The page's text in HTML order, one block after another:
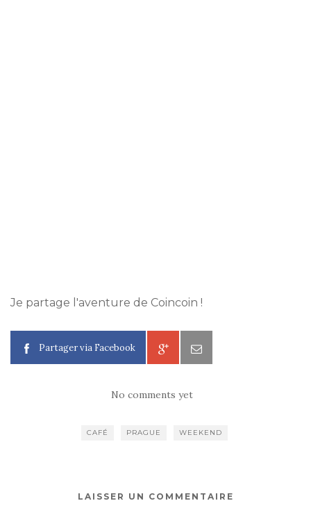
Je partage l'aventure de Coincoin !
Partager via Facebook
No comments yet
CAFÉ PRAGUE WEEKEND
LAISSER UN COMMENTAIRE